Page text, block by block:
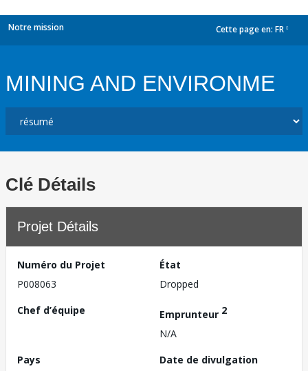
Notre mission Cette page en: FR
MINING AND ENVIRONME
Clé Détails
Projet Détails
Numéro du Projet
P008063
État
Dropped
Chef d’équipe
Emprunteur 2
N/A
Pays
Date de divulgation